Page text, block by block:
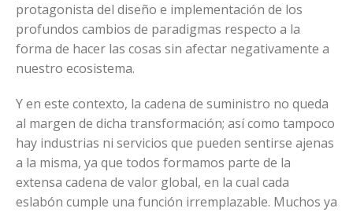
protagonista del diseño e implementación de los
profundos cambios de paradigmas respecto a la
forma de hacer las cosas sin afectar negativamente a
nuestro ecosistema.
Y en este contexto, la cadena de suministro no queda
al margen de dicha transformación; así como tampoco
hay industrias ni servicios que pueden sentirse ajenas
a la misma, ya que todos formamos parte de la
extensa cadena de valor global, en la cual cada
eslabón cumple una función irremplazable. Muchos ya